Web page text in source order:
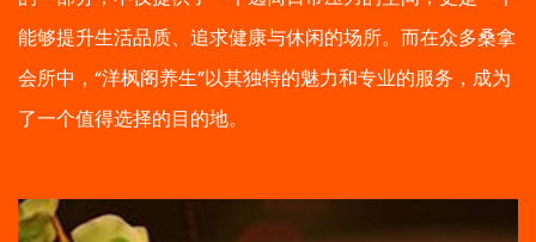
能够提升生活品质、追求健康与休闲的场所。而在众多桑拿
会所中，“洋枫阁养生”以其独特的魅力和专业的服务，成为
了一个值得选择的目的地。